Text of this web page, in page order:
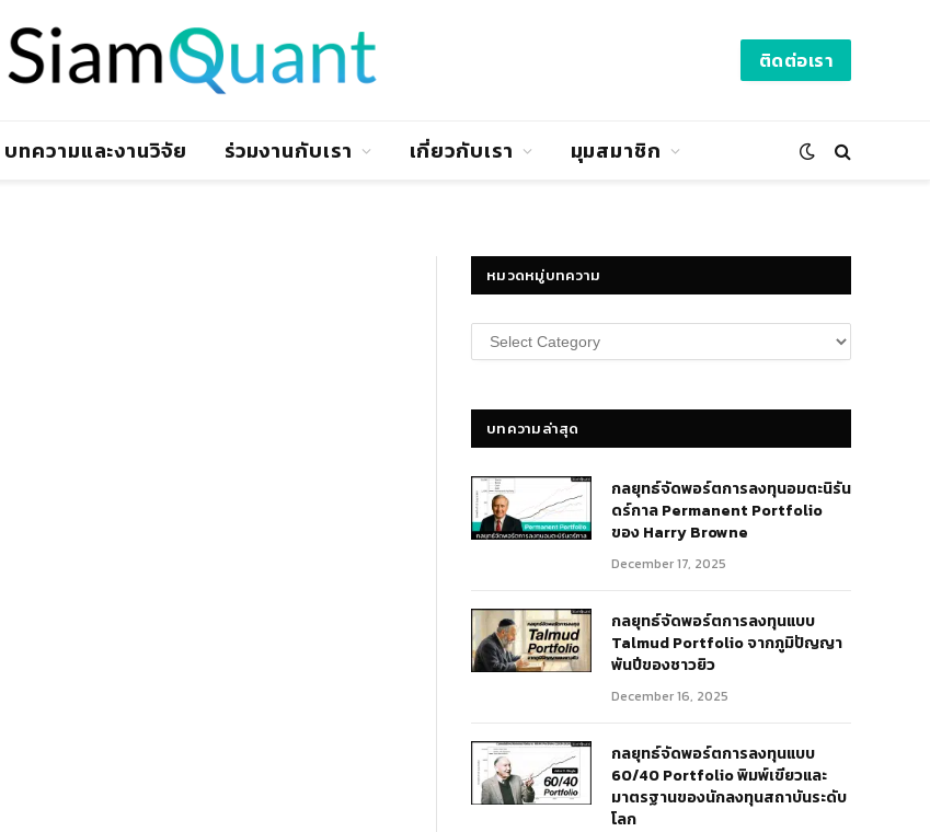
ติดต่อเรา
บทความและงานวิจัย ร่วมงานกับเรา เกี่ยวกับเรา มุมสมาชิก
หมวดหมู่บทความ
หมวด
หมู่
บทความล่าสุด
กลยุทธ์​จัดพอร์ตการลงทุนอมตะนิรัน
ดร์กาล Permanent Portfolio
ของ Harry Browne
December 17, 2025
กลยุทธ์จัดพอร์ตการลงทุนแบบ
Talmud Portfolio จากภูมิปัญญา
พันปีของชาวยิว
December 16, 2025
กลยุทธ์จัดพอร์ตการลงทุนแบบ
60/40 Portfolio พิมพ์เขียวและ
มาตรฐานของนักลงทุนสถาบันระดับ
โลก